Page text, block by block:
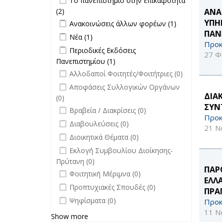
27
21
11
Σπουδές filter
επικαιρότητα filter
(2)
επικαιρότητα filter
Apply Ανακοινώσεις άλλων φορέων
filter
Ανακοινώσεις άλλων φορέων (1)
Ανακοινώσεις
φορέων filter
Apply Νέα filter
Νέα (1)
Apply Περιοδικές Εκδόσεις
Πανεπιστημίου filter
Περιοδικές Εκδόσεις
Πανεπιστημίου (1)
Εκδόσεις
Πανεπιστημίου filter
undefined
Αλλοδαποί Φοιτητές/Φοιτήτριες (0)
undefined
Αποφάσεις Συλλογικών Οργάνων
(0)
undefined
Βραβεία / Διακρίσεις (0)
undefined
Διαβουλεύσεις (0)
undefined
Διοικητικά Θέματα (0)
undefined
Εκλογή Συμβουλίου Διοίκησης-
Πρύτανη (0)
undefined
Φοιτητική Μέριμνα (0)
undefined
Προπτυχιακές Σπουδές (0)
undefined
Ψηφίσματα (0)
Show more